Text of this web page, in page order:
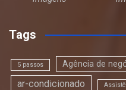
Tags
5 passos Agência de
ar-condicionado